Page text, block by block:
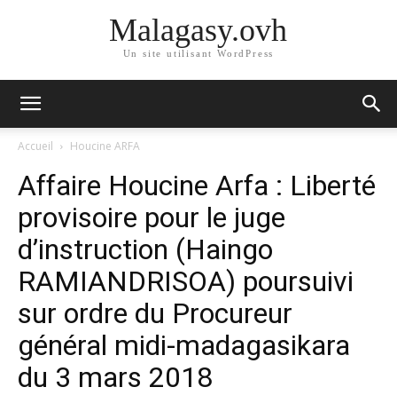
Malagasy.ovh
Un site utilisant WordPress
Accueil Houcine ARFA
Affaire Houcine Arfa : Liberté
provisoire pour le juge
d’instruction (Haingo
RAMIANDRISOA) poursuivi
sur ordre du Procureur
général midi-madagasikara
du 3 mars 2018